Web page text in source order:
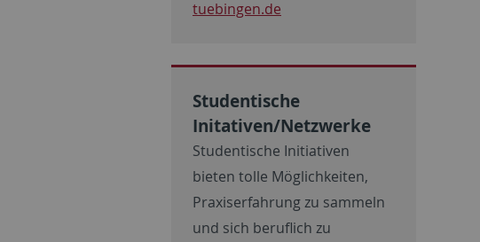
tuebingen.de
Studentische
Initativen/Netzwerke
Studentische Initiativen
bieten tolle Möglichkeiten,
Praxiserfahrung zu sammeln
und sich beruflich zu